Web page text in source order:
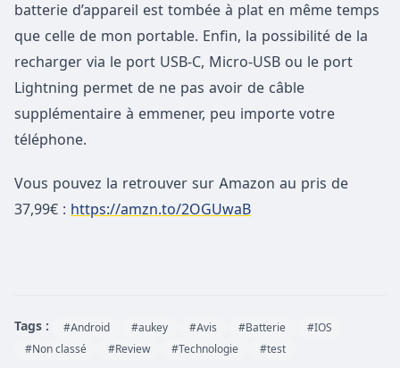
batterie d’appareil est tombée à plat en même temps
que celle de mon portable. Enfin, la possibilité de la
recharger via le port USB-C, Micro-USB ou le port
Lightning permet de ne pas avoir de câble
supplémentaire à emmener, peu importe votre
téléphone.
​Vous pouvez la retrouver sur Amazon au pris de
37,99€ : https://amzn.to/2OGUwaB
Tags : #Android #aukey #Avis #Batterie
#IOS
#Non classé
#Review #Technologie #test